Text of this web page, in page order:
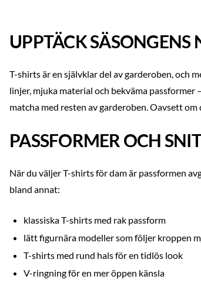
UPPTÄCK SÄSONGENS
T-shirts är en självklar del av garderoben, och
linjer, mjuka material och bekväma
matcha med resten av garderoben. Oavsett
PASSFORMER OCH
När du väljer T-shirts för dam är passformen
bland annat:
klassiska T-shirts med rak passform
lätt figurnära modeller som följer kroppen
T-shirts med rund hals för en tidlös look
V-ringning för en mer öppen känsla